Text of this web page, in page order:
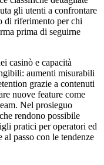
gli utenti a confrontare
di riferimento per chi
prima di seguirne
casinò e capacità
aumenti misurabili
grazie a contenuti
nuove feature come
Nel prosieguo
rendono possibile
pratici per operatori ed
passo con le tendenze